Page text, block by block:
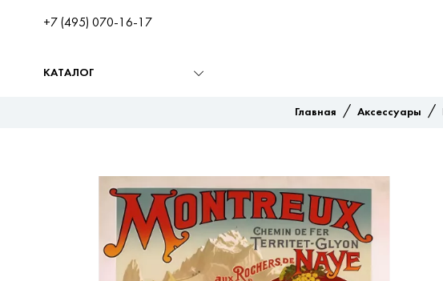
+7 (495) 070-16-17
КАТАЛОГ
Главная / Аксессуары /